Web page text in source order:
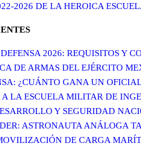
2026 DE LA HEROICA
2026: REQUISITOS Y
DE ARMAS DEL EJÉRCITO
¿CUÁNTO GANA UN
A LA ESCUELA MILITAR DE
Y SEGURIDAD
ASTRONAUTA ANÁLOGA
DE CARGA